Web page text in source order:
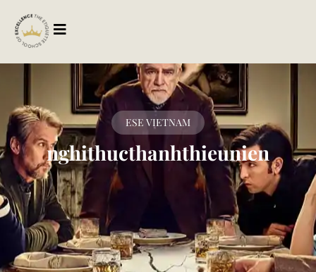
ESE VIETNAM
nghithucthanhthieunien